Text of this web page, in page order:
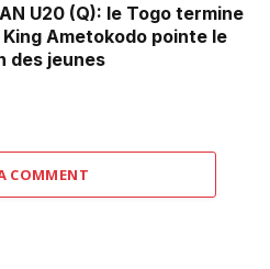
U20 (Q): le Togo termine
Ametokodo pointe le
des jeunes
COMMENT